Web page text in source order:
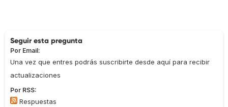
Seguir esta pregunta
Por Email:
Una vez que entres podrás suscribirte desde aquí para recibir
actualizaciones
Por RSS:
Respuestas